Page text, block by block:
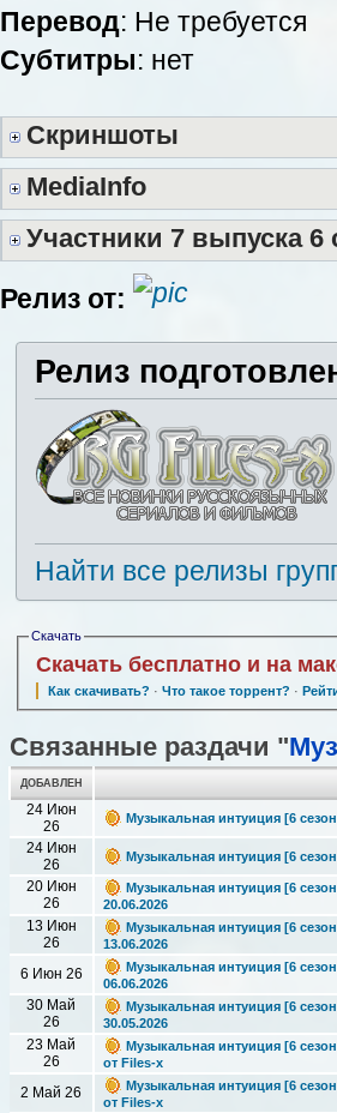
Перевод: Не требуется
Субтитры: нет
Скриншоты
MediaInfo
Участники 7 выпуска 6
Релиз от:
Релиз
Найти все релизы
Скачать
Скачать бесплатно и на
Как скачивать? · Что такое торрент? ·
Связанные раздачи "
ДОБАВЛЕН
24 Июн
26
Музыкальная интуиция [6
24 Июн
26
Музыкальная интуиция [6
20 Июн
26
Музыкальная интуиция [6
20.06.2026
13 Июн
26
Музыкальная интуиция [6
13.06.2026
6 Июн 26
Музыкальная интуиция [6
06.06.2026
30 Май
26
Музыкальная интуиция [6
30.05.2026
23 Май
26
Музыкальная интуиция [6
от Files-x
2 Май 26
Музыкальная интуиция [6
от Files-x